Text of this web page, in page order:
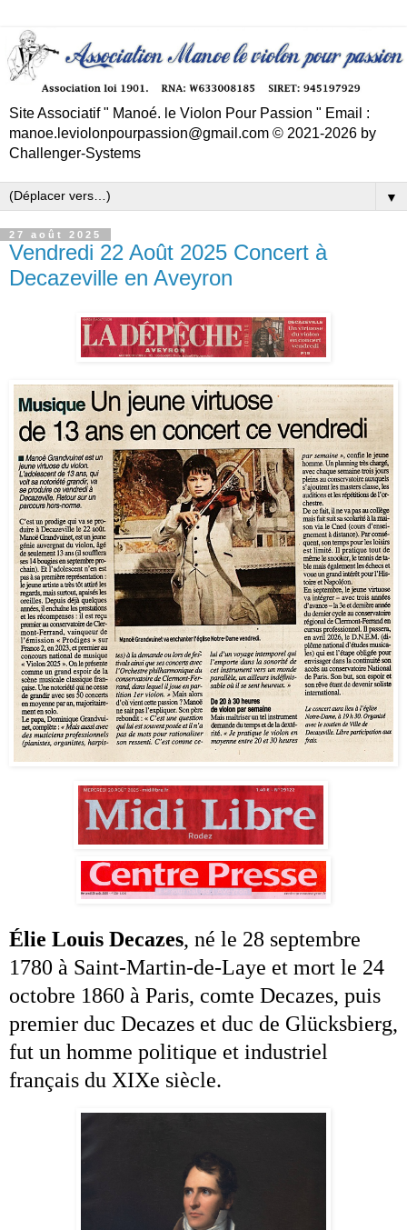
Site Associatif " Manoé. le Violon Pour Passion " Email :
manoe.leviolonpourpassion@gmail.com © 2021-2026 by
Challenger-Systems
▼
27 août 2025
Vendredi 22 Août 2025 Concert à
Decazeville en Aveyron
Élie Louis Decazes, né le 28 septembre
1780 à Saint-Martin-de-Laye et mort le 24
octobre 1860 à Paris, comte Decazes, puis
premier duc Decazes et duc de Glücksbierg,
fut un homme politique et industriel
français du XIXe siècle.